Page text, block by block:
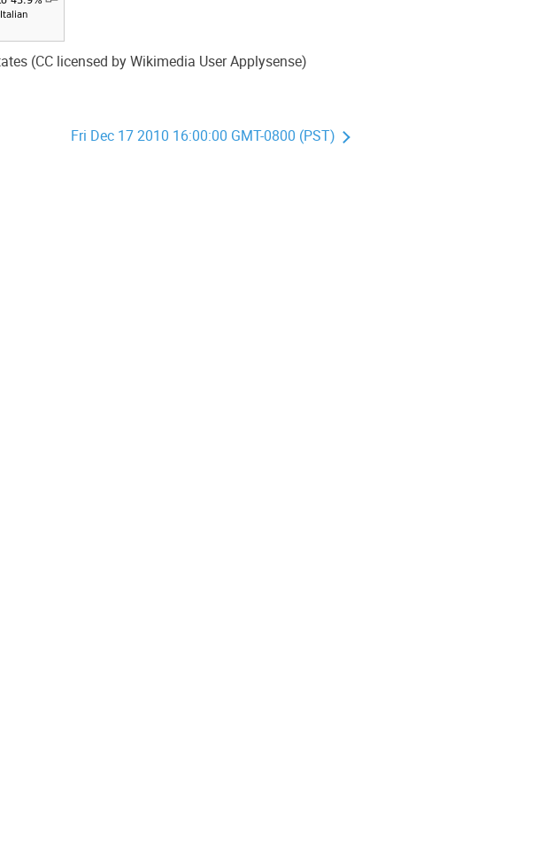
(CC licensed by Wikimedia User Applysense)
Fri Dec 17 2010 16:00:00 GMT-0800 (PST)